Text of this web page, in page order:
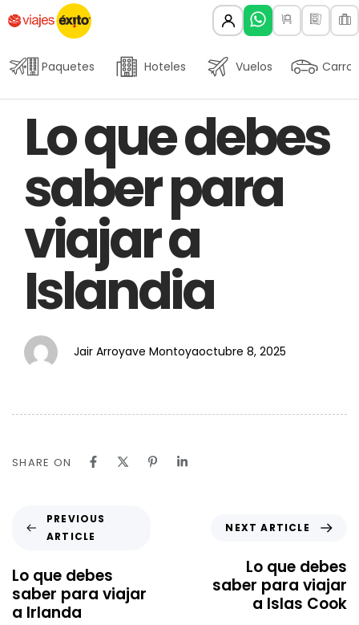
Paquetes Hoteles Vuelos Carros
Lo que debes
saber para
viajar a
Islandia
Jair Arroyave Montoya
on:
octubre 8, 2025
SHARE ON
PREVIOUS
ARTICLE
Lo que debes
saber para viajar
a Irlanda
NEXT ARTICLE
Lo que debes
saber para viajar
a Islas Cook